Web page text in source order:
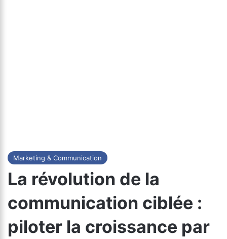
Marketing & Communication
La révolution de la
communication ciblée :
piloter la croissance par